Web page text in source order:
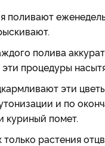
поливают
полива
процедуры
эти
и по
куриный помет.
растения